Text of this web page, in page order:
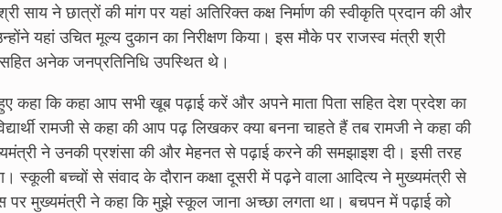
साय ने छात्रों की मांग पर यहां अतिरिक्त कक्ष निर्माण की स्वीकृति प्रदान की और
यहां उचित मूल्य दुकान का निरीक्षण किया। इस मौके पर राजस्व मंत्री श्री
अनेक जनप्रतिनिधि उपस्थित थे।
कहा कि कहा आप सभी खूब पढ़ाई करें और अपने माता पिता सहित देश प्रदेश का
रामजी से कहा की आप पढ़ लिखकर क्या बनना चाहते हैं तब रामजी ने कहा की
ने उनकी प्रशंसा की और मेहनत से पढ़ाई करने की समझाइश दी। इसी तरह
स्कूली बच्चों से संवाद के दौरान कक्षा दूसरी में पढ़ने वाला आदित्य ने मुख्यमंत्री से
मुख्यमंत्री ने कहा कि मुझे स्कूल जाना अच्छा लगता था। बचपन में पढ़ाई को